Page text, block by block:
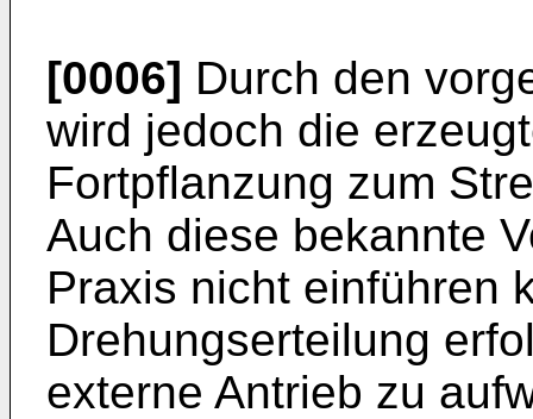
[0006] Durch den
wird jedoch die
Fortpflanzung zum
Auch diese bekannte
Praxis nicht einführen
Drehungserteilung
externe Antrieb zu